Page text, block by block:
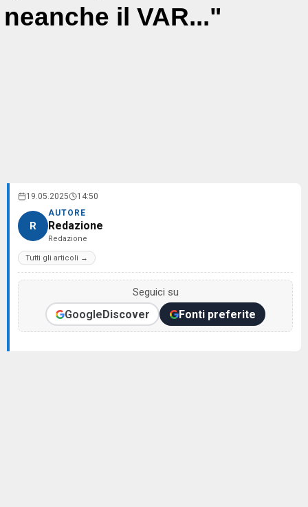
neanche il VAR..."
19.05.2025 14:50
R
AUTORE
Redazione
Redazione
Tutti gli articoli →
Seguici su
GoogleDiscover Fonti preferite